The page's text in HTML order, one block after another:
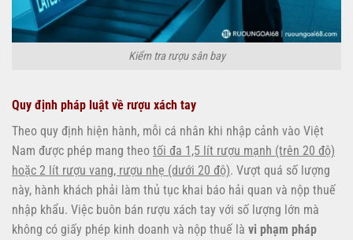
Kiểm tra rượu sân bay
Quy định pháp luật về rượu xách tay
Theo quy định hiện hành, mỗi cá nhân khi nhập cảnh vào Việt
Nam được phép mang theo tối đa 1,5 lít rượu mạnh (trên 20 độ)
hoặc 2 lít rượu vang, rượu nhẹ (dưới 20 độ). Vượt quá số lượng
này, hành khách phải làm thủ tục khai báo hải quan và nộp thuế
nhập khẩu. Việc buôn bán rượu xách tay với số lượng lớn mà
không có giấy phép kinh doanh và nộp thuế là vi phạm pháp